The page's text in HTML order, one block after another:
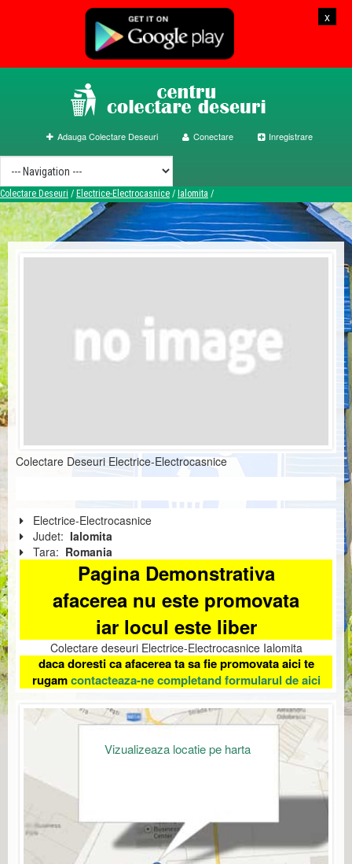
x
Adauga Colectare Deseuri Conectare Inregistrare
Colectare Deseuri / Electrice-Electrocasnice / Ialomita /
Colectare Deseuri Electrice-Electrocasnice
Electrice-Electrocasnice
Judet: Ialomita
Tara: Romania
Pagina Demonstrativa
afacerea nu este promovata
iar locul este liber
Colectare deseuri Electrice-Electrocasnice Ialomita
daca doresti ca afacerea ta sa fie promovata aici te
rugamcontacteaza-ne completand formularul de aici
Vizualizeaza locatie pe harta